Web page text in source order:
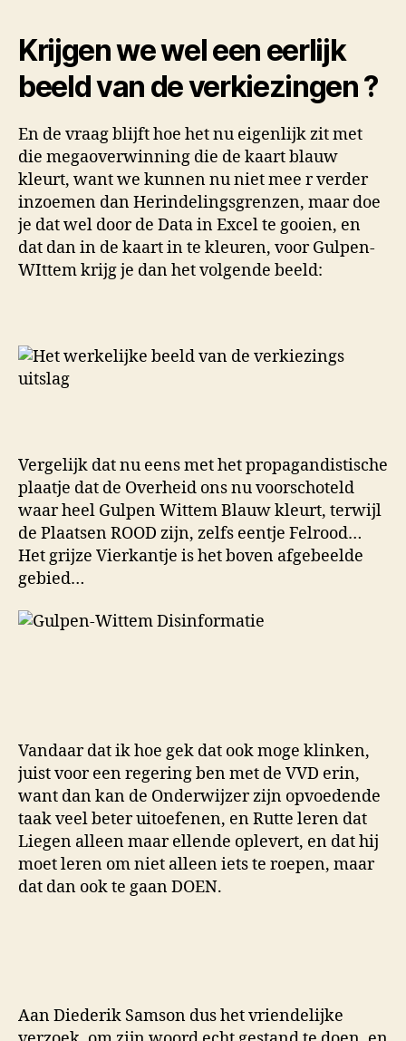
Krijgen we wel een eerlijk
beeld van de verkiezingen ?
En de vraag blijft hoe het nu eigenlijk zit met
die megaoverwinning die de kaart blauw
kleurt, want we kunnen nu niet mee r verder
inzoemen dan Herindelingsgrenzen, maar doe
je dat wel door de Data in Excel te gooien, en
dat dan in de kaart in te kleuren, voor Gulpen-
WIttem krijg je dan het volgende beeld:
Vergelijk dat nu eens met het propagandistische
plaatje dat de Overheid ons nu voorschoteld
waar heel Gulpen Wittem Blauw kleurt, terwijl
de Plaatsen ROOD zijn, zelfs eentje Felrood…
Het grijze Vierkantje is het boven afgebeelde
gebied…
Vandaar dat ik hoe gek dat ook moge klinken,
juist voor een regering ben met de VVD erin,
want dan kan de Onderwijzer zijn opvoedende
taak veel beter uitoefenen, en Rutte leren dat
Liegen alleen maar ellende oplevert, en dat hij
moet leren om niet alleen iets te roepen, maar
dat dan ook te gaan DOEN.
Aan Diederik Samson dus het vriendelijke